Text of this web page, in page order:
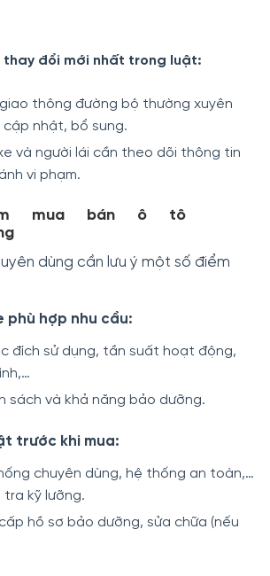
đổi mới nhất trong luật:
thông đường bộ thường xuyên
cập nhật, bổ sung.
và người lái cần theo dõi thông tin
vi phạm.
mua bán ô tô
dùng cần lưu ý một số điểm
phù hợp nhu cầu:
đích sử dụng, tần suất hoạt động,
sách và khả năng bảo dưỡng.
trước khi mua:
chuyên dùng, hệ thống an toàn,…
tra kỹ lưỡng.
hồ sơ bảo dưỡng, sửa chữa (nếu